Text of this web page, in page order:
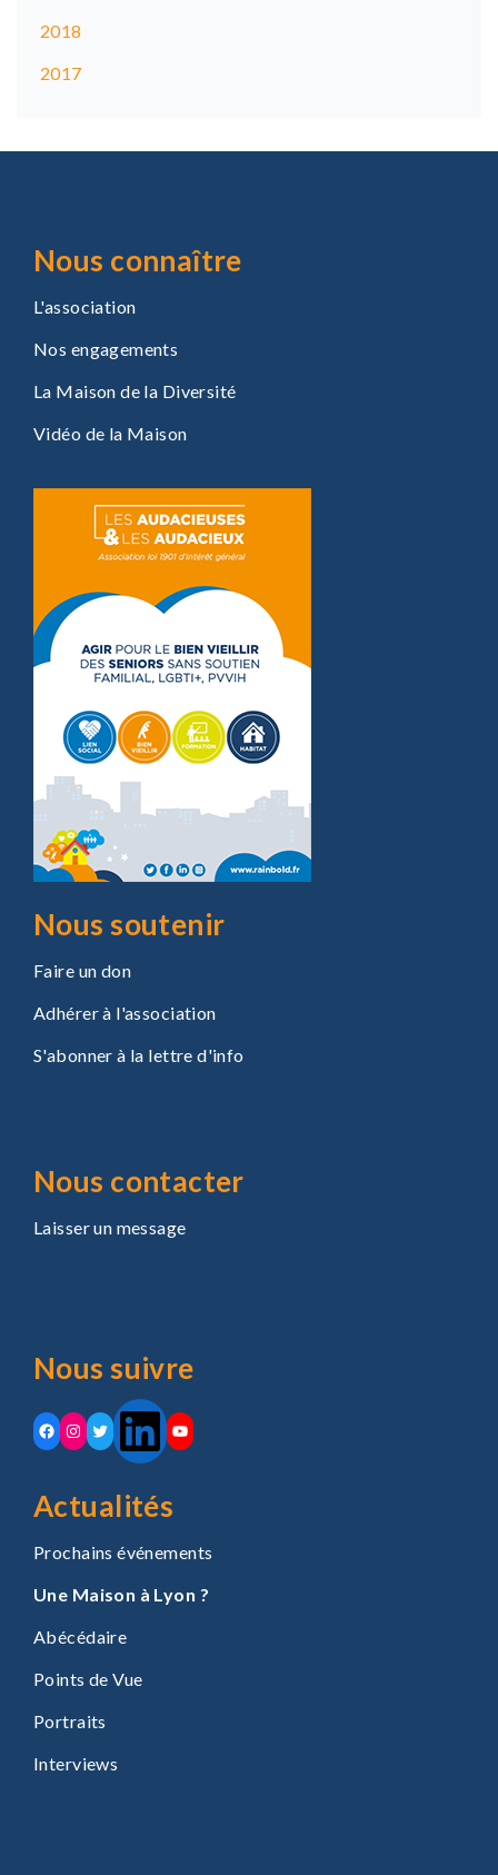
2018
2017
Nous connaître
L'association
Nos engagements
La Maison de la Diversité
Vidéo de la Maison
Nous soutenir
Faire un don
Adhérer à l'association
S'abonner à la lettre d'info
Nous contacter
Laisser un message
Nous suivre
Facebook
Instagram
Twitter LinkedIn
YouTube
Actualités
Prochains événements
Une Maison à Lyon ?
Abécédaire
Points de Vue
Portraits
Interviews